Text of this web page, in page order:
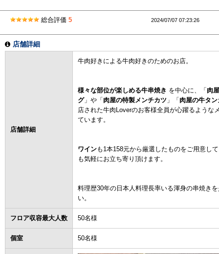
総合評価 5 2024/07/07 07:23:26
店舗詳細
店舗詳細
牛肉好きによる牛肉好きのためのお店。
様々な部位が楽しめる牛串焼き を中心に、「 肉
グ」や「 肉屋の特製メンチカツ 」「 肉屋の牛タ
店された牛肉Loverのお客様全員が心躍るような
ています。
ワインも1本158元から厳選したものをご用意し
も気軽にお立ち寄り頂けます。
料理歴30年の日本人料理長率いる渾身の串焼き
い。
フロア収容最大人数 50名様
個室 50名様